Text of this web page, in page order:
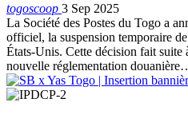
togoscoop 3 Sep 2025
La Société des Postes du Togo a
officiel, la suspension temporaire
États-Unis. Cette décision fait suite
nouvelle réglementation douanière